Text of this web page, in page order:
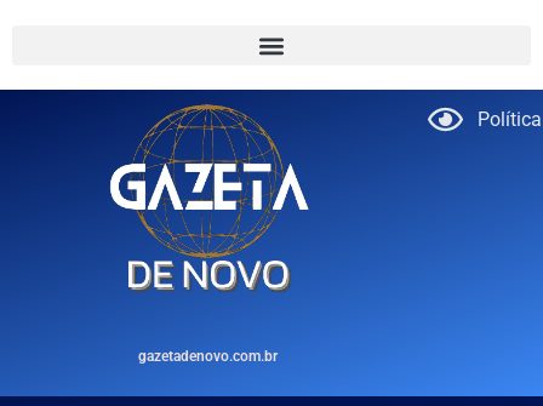
gazetadenovo.com.br